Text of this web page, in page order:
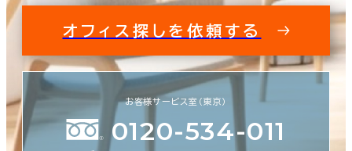
オフィス探しを依頼する
お客様サービス室（東京）
0120-534-011